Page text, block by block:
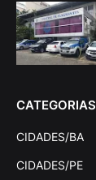
CATEGORIAS
CIDADES/BA
CIDADES/PE